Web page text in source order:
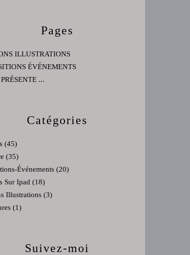
Catégories
(45)
(35)
Événements (20)
Sur Ipad (18)
Illustrations (3)
(1)
Pages
ILLUSTRATIONS
ÉVÉNEMENTS
...
Suivez-moi